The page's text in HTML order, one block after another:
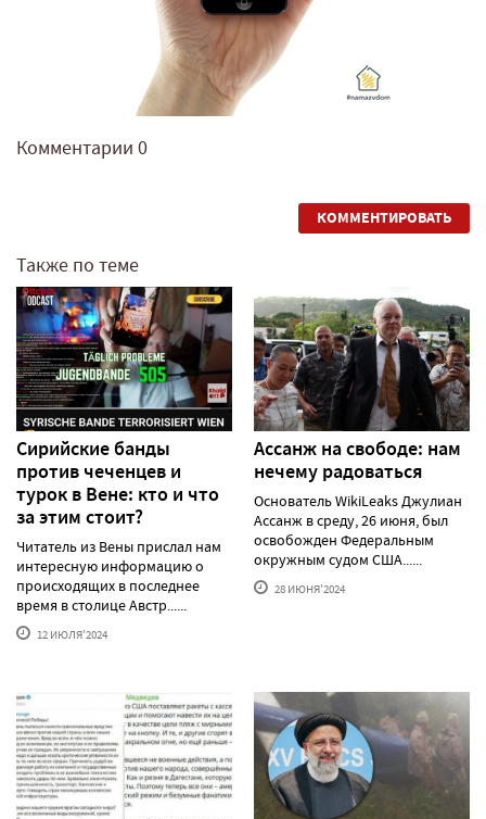
Комментарии 0
КОММЕНТИРОВАТЬ
Также по теме
Сирийские банды
против чеченцев и
турок в Вене: кто и что
за этим стоит?
Читатель из Вены прислал нам
интересную информацию о
происходящих в последнее
время в столице Австр......
12 ИЮЛЯ'2024
Ассанж на свободе: нам
нечему радоваться
Основатель WikiLeaks Джулиан
Ассанж в среду, 26 июня, был
освобожден Федеральным
окружным судом США......
28 ИЮНЯ'2024